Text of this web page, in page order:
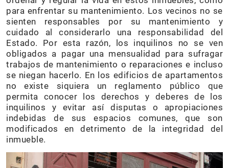
para enfrentar su mantenimiento. Los vecinos no se
sienten responsables por su mantenimiento y
cuidado al considerarlo una responsabilidad del
Estado. Por esta razón, los inquilinos no se ven
obligados a pagar una mensualidad para sufragar
trabajos de mantenimiento o reparaciones e incluso
se niegan hacerlo. En los edificios de apartamentos
no existe siquiera un reglamento público que
permita conocer los derechos y deberes de los
inquilinos y evitar así disputas o apropiaciones
indebidas de sus espacios comunes, que son
modificados en detrimento de la integridad del
inmueble.